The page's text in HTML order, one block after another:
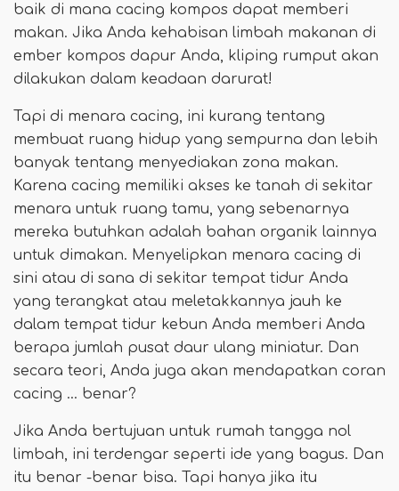
baik di mana cacing kompos dapat memberi
makan. Jika Anda kehabisan limbah makanan di
ember kompos dapur Anda, kliping rumput akan
dilakukan dalam keadaan darurat!
Tapi di menara cacing, ini kurang tentang
membuat ruang hidup yang sempurna dan lebih
banyak tentang menyediakan zona makan.
Karena cacing memiliki akses ke tanah di sekitar
menara untuk ruang tamu, yang sebenarnya
mereka butuhkan adalah bahan organik lainnya
untuk dimakan. Menyelipkan menara cacing di
sini atau di sana di sekitar tempat tidur Anda
yang terangkat atau meletakkannya jauh ke
dalam tempat tidur kebun Anda memberi Anda
berapa jumlah pusat daur ulang miniatur. Dan
secara teori, Anda juga akan mendapatkan coran
cacing ... benar?
Jika Anda bertujuan untuk rumah tangga nol
limbah, ini terdengar seperti ide yang bagus. Dan
itu benar -benar bisa. Tapi hanya jika itu